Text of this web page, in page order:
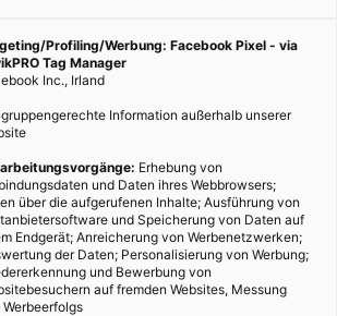
Profiling/Werbung: Facebook Pixel - via
Tag Manager
Inc., Irland
Information außerhalb unserer
Erhebung von
und Daten ihres Webbrowsers;
über die aufgerufenen Inhalte; Ausführung von
und Speicherung von Daten auf
Endgerät; Anreicherung von Werbenetzwerken;
der Daten; Personalisierung von Werbung;
und Bewerbung von
auf fremden Websites, Messung
Werbeerfolgs